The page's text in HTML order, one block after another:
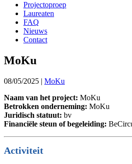
Projectoproep
Laureaten
FAQ
Nieuws
Contact
MoKu
08/05/2025 | MoKu
Naam van het project: MoKu
Betrokken onderneming: MoKu
Juridisch statuut: bv
Financiële steun of begeleiding:
Activiteit